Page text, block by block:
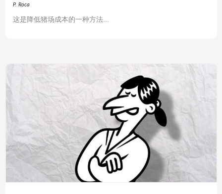
P. Roca
这是降低猪场成本的一种方法...